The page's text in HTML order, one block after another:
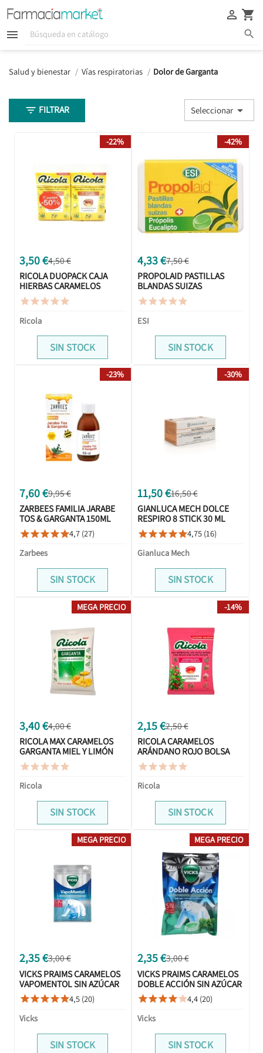
  
 
Salud y bienestar Vías respiratorias Dolor de Garganta
 FILTRAR Seleccionar 
3,50 €4,50 €
RICOLA DUOPACK CAJA
HIERBAS CARAMELOS
DOBLE

Ricola
SIN STOCK
-22%
4,33 €7,50 €
PROPOLAID PASTILLAS
BLANDAS SUIZAS
EUCALIPTO

ESI
SIN STOCK
-42%
7,60 €9,95 €
ZARBEES FAMILIA JARABE
TOS & GARGANTA 150ML
4,7 (27)
Zarbees
SIN STOCK
-23%
11,50 €16,50 €
GIANLUCA MECH DOLCE
RESPIRO 8 STICK 30 ML
4,75 (16)
Gianluca Mech
SIN STOCK
-30%
3,40 €4,00 €
RICOLA MAX CARAMELOS
GARGANTA MIEL Y LIMÓN
68G

Ricola
SIN STOCK
MEGA PRECIO
2,15 €2,50 €
RICOLA CARAMELOS
ARÁNDANO ROJO BOLSA
70G

Ricola
SIN STOCK
-14%
2,35 €3,00 €
VICKS PRAIMS CARAMELOS
VAPOMENTOL SIN AZÚCAR
72GR
4,5 (20)
Vicks
SIN STOCK
MEGA PRECIO
2,35 €3,00 €
VICKS PRAIMS CARAMELOS
DOBLE ACCIÓN SIN AZÚCAR
72GR
4,4 (20)
Vicks
SIN STOCK
MEGA PRECIO